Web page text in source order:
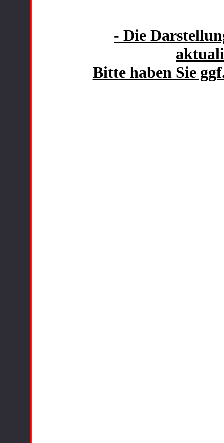
- Die
Bitte haben Sie